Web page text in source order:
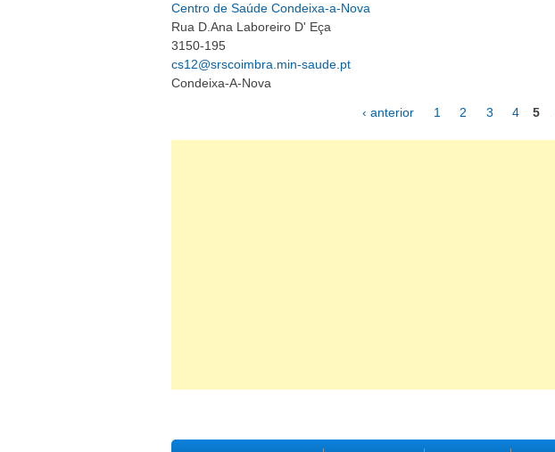
Centro de Saúde Condeixa-a-Nova
Rua D.Ana Laboreiro D' Eça
3150-195
cs12@srscoimbra.min-saude.pt
Condeixa-A-Nova
‹ anterior 1 2 3 4 5